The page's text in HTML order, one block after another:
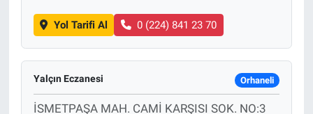
Yol Tarifi Al 0 (224) 841 23 70
Yalçın Eczanesi Orhaneli
İSMETPAŞA MAH. CAMİ KARŞISI SOK. NO:3